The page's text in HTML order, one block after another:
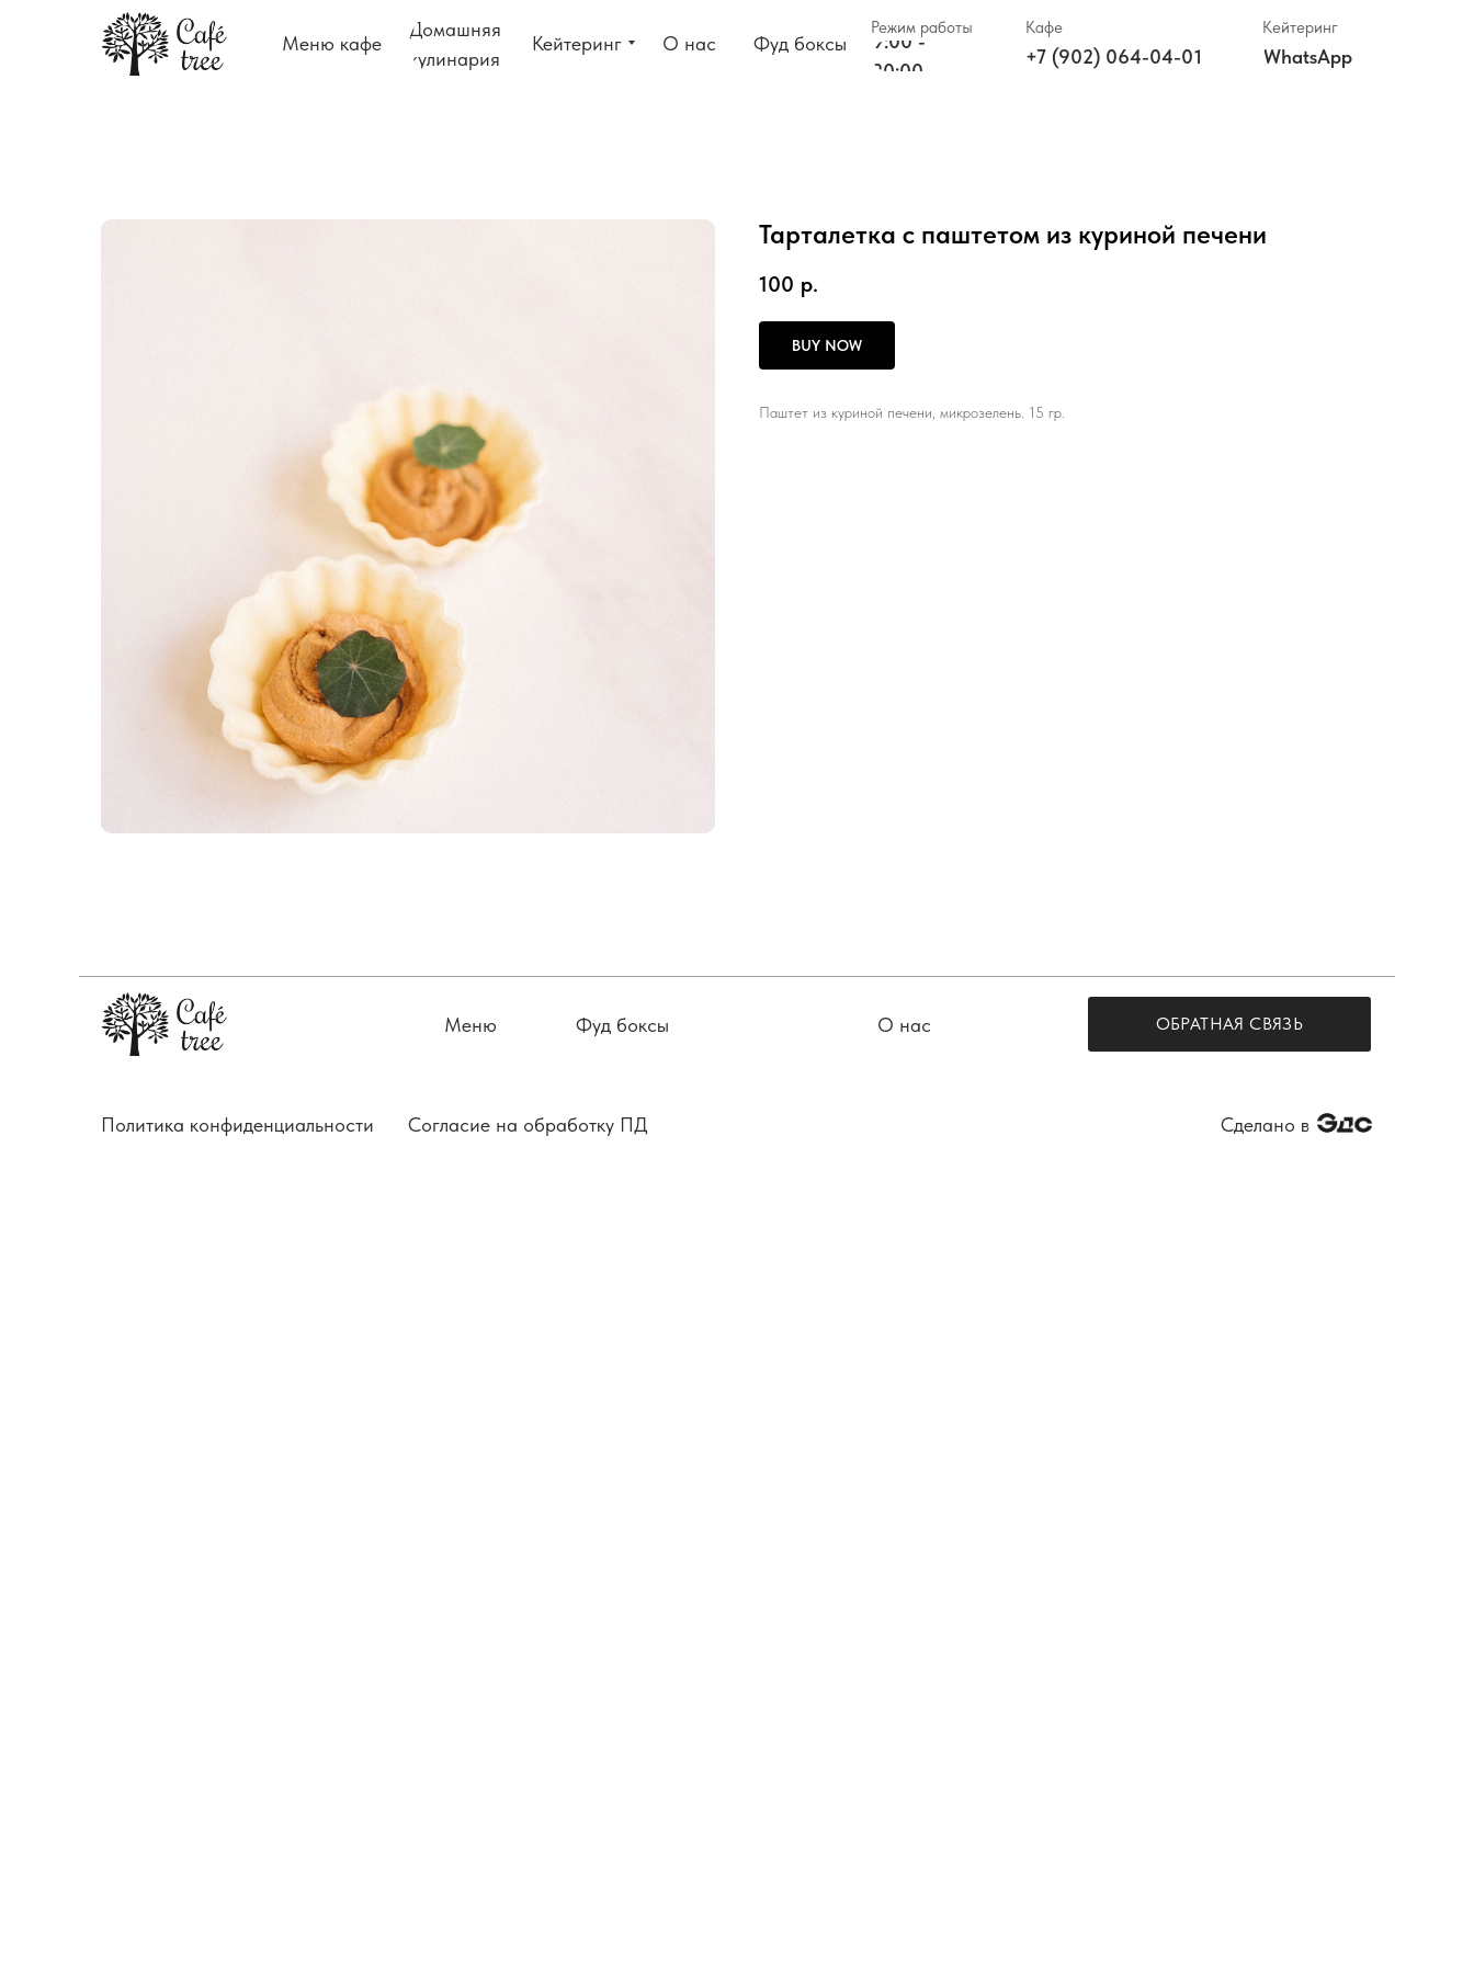
Меню кафе Фуд боксы
Домашняя
кулинария
Кейтеринг О нас
+7 (902) 064-04-01 WhatsApp
9:00 -
20:00
Кафе Кейтеринг
Режим работы
Тарталетка с паштетом из куриной печени
100 р.
BUY NOW
Паштет из куриной печени, микрозелень. 15 гр.
Сделано в
Меню Фуд боксы О нас ОБРАТНАЯ СВЯЗЬ
Согласие на обработку ПД
Политика конфиденциальности